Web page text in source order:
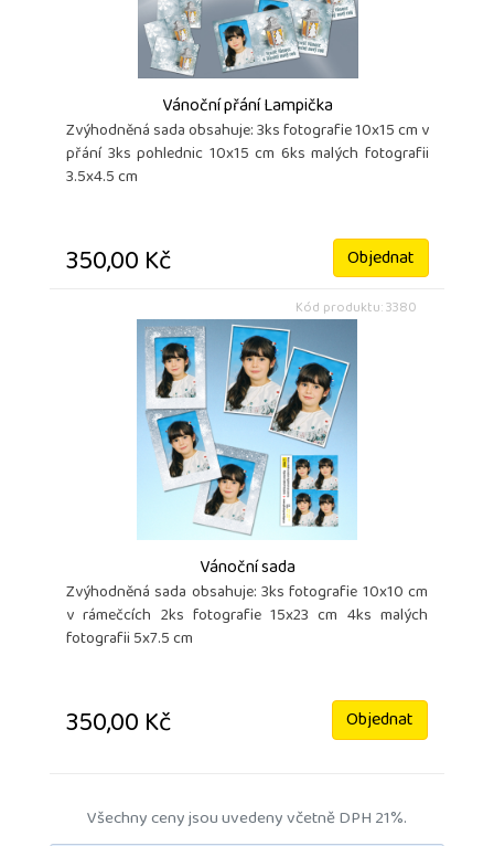
Vánoční přání Lampička
Zvýhodněná sada obsahuje: 3ks fotografie 10x15 cm v
přání 3ks pohlednic 10x15 cm 6ks malých fotografii
3.5x4.5 cm
350,00 Kč Objednat
Kód produktu: 3380
Vánoční sada
Zvýhodněná sada obsahuje: 3ks fotografie 10x10 cm
v rámečcích 2ks fotografie 15x23 cm 4ks malých
fotografii 5x7.5 cm
350,00 Kč Objednat
Všechny ceny jsou uvedeny včetně DPH 21%.